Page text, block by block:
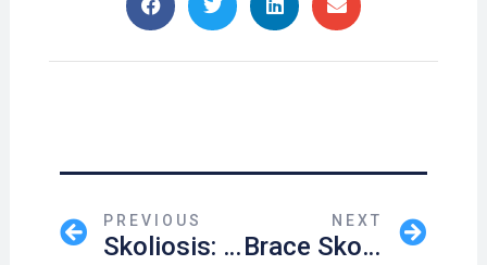
PREVIOUS
Skoliosis: Penyebab, Gejala, dan Terapi
NEXT
Brace Skoliosis 3D dari Synergy CST